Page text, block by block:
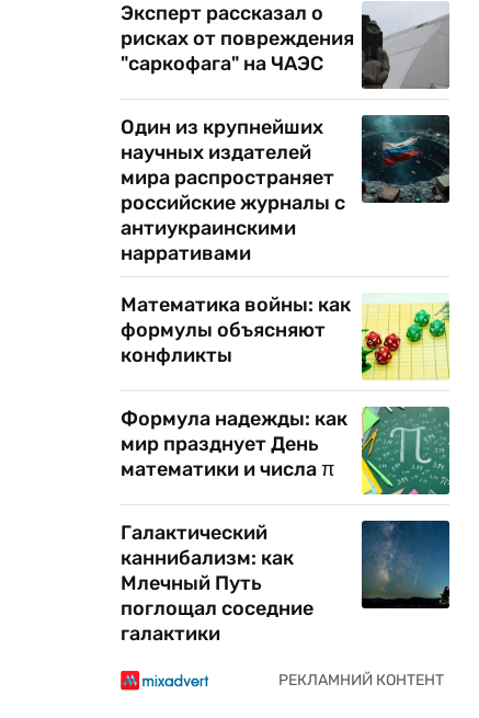
Эксперт рассказал о
рисках от повреждения
"саркофага" на ЧАЭС
Один из крупнейших
научных издателей
мира распространяет
российские журналы с
антиукраинскими
нарративами
Математика войны: как
формулы объясняют
конфликты
Формула надежды: как
мир празднует День
математики и числа π
Галактический
каннибализм: как
Млечный Путь
поглощал соседние
галактики